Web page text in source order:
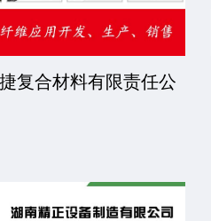
复合材料有限责任公